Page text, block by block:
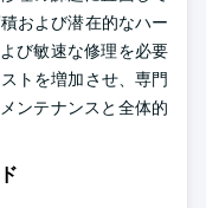
および潜在的なハー
び敏速な修理を必要
トを増加させ、専門
ンテナンスと全体的